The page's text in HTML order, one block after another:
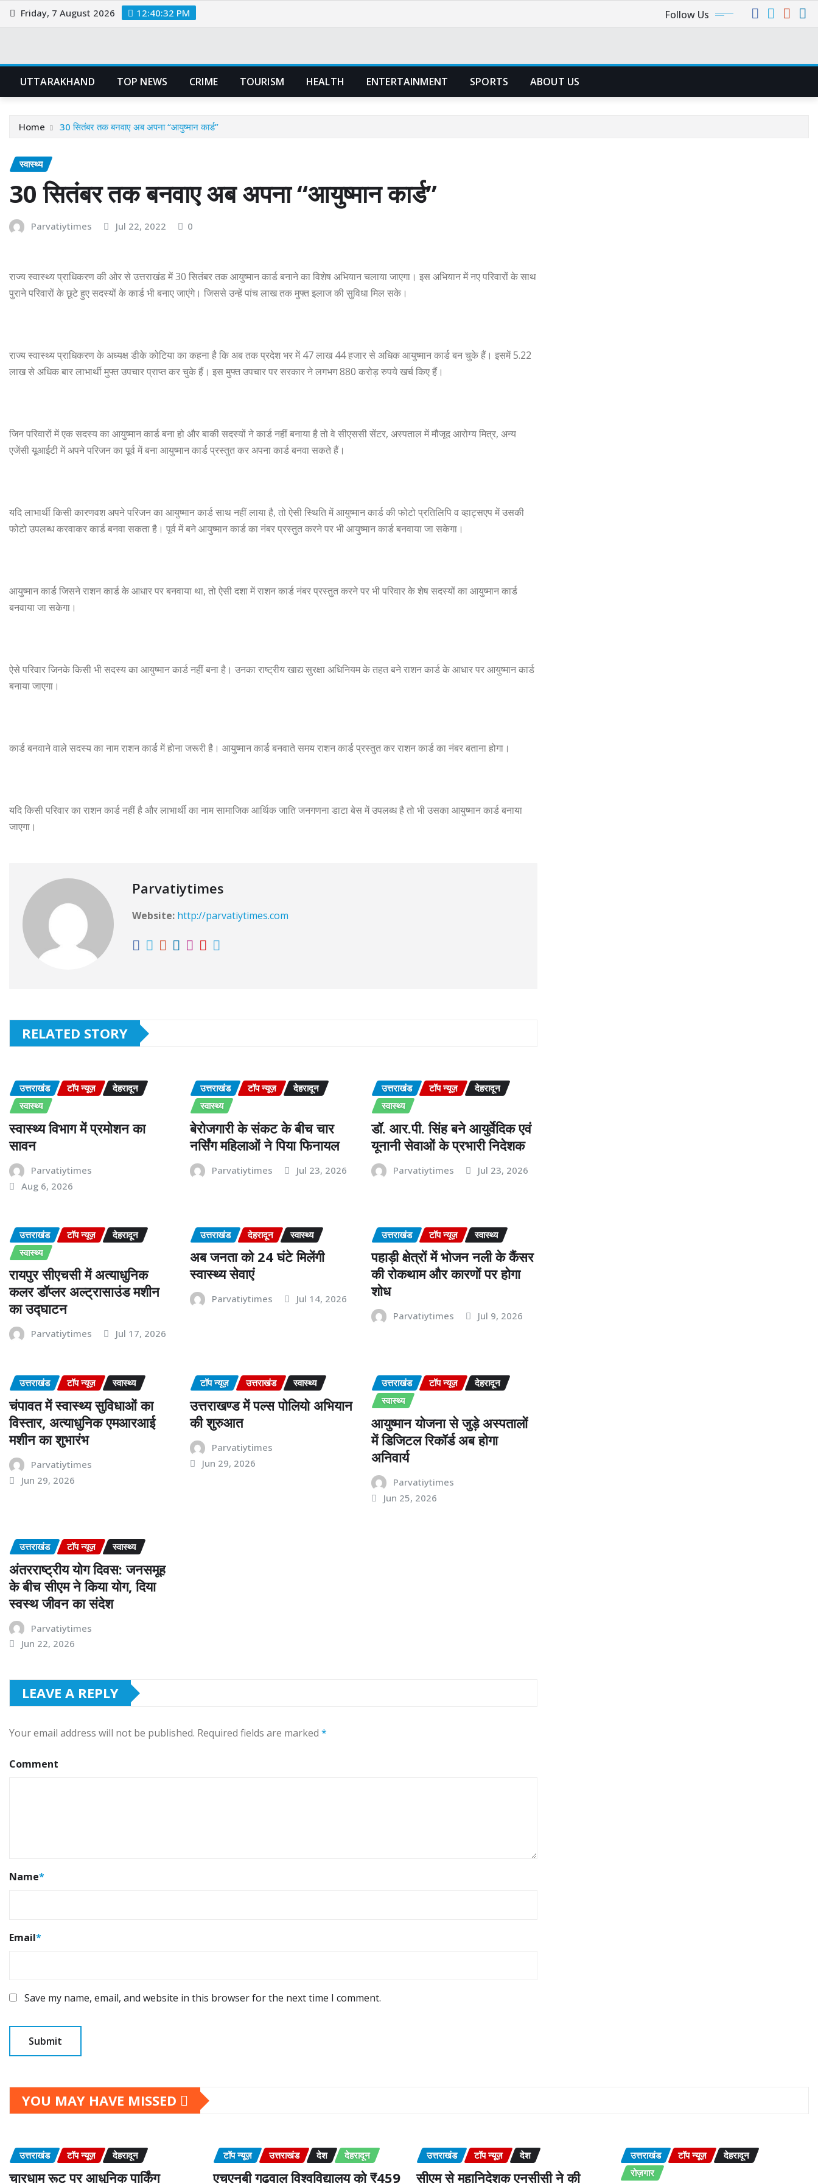
Skip
to
Friday, 7 August 2026 12:40:33 PM Follow Us
UTTARAKHAND TOP NEWS CRIME TOURISM HEALTH ENTERTAINMENT SPORTS ABOUT US
Home 30 सितंबर तक बनवाए अब अपना “आयुष्मान कार्ड”
स्वास्थ्य
30 सितंबर तक बनवाए अब अपना “आयुष्मान कार्ड”
Parvatiytimes Jul 22, 2022 0
राज्य स्वास्थ्य प्राधिकरण की ओर से उत्तराखंड में 30 सितंबर तक आयुष्मान कार्ड बनाने का विशेष अभियान चलाया जाएगा। इस अभियान में नए परिवारों के साथ
पुराने परिवारों के छूटे हुए सदस्यों के कार्ड भी बनाए जाएंगे। जिससे उन्हें पांच लाख तक मुफ्त इलाज की सुविधा मिल सके।
राज्य स्वास्थ्य प्राधिकरण के अध्यक्ष डीके कोटिया का कहना है कि अब तक प्रदेश भर में 47 लाख 44 हजार से अधिक आयुष्मान कार्ड बन चुके हैं। इसमें 5.22
लाख से अधिक बार लाभार्थी मुफ्त उपचार प्राप्त कर चुके हैं। इस मुफ्त उपचार पर सरकार ने लगभग 880 करोड़ रुपये खर्च किए हैं।
जिन परिवारों में एक सदस्य का आयुष्मान कार्ड बना हो और बाकी सदस्यों ने कार्ड नहीं बनाया है तो वे सीएससी सेंटर, अस्पताल में मौजूद आरोग्य मित्र, अन्य
एजेंसी यूआईटी में अपने परिजन का पूर्व में बना आयुष्मान कार्ड प्रस्तुत कर अपना कार्ड बनवा सकते हैं।
यदि लाभार्थी किसी कारणवश अपने परिजन का आयुष्मान कार्ड साथ नहीं लाया है, तो ऐसी स्थिति में आयुष्मान कार्ड की फोटो प्रतिलिपि व व्हाट्सएप में उसकी
फोटो उपलब्ध करवाकर कार्ड बनवा सकता है। पूर्व में बने आयुष्मान कार्ड का नंबर प्रस्तुत करने पर भी आयुष्मान कार्ड बनवाया जा सकेगा।
आयुष्मान कार्ड जिसने राशन कार्ड के आधार पर बनवाया था, तो ऐसी दशा में राशन कार्ड नंबर प्रस्तुत करने पर भी परिवार के शेष सदस्यों का आयुष्मान कार्ड
बनवाया जा सकेगा।
ऐसे परिवार जिनके किसी भी सदस्य का आयुष्मान कार्ड नहीं बना है। उनका राष्ट्रीय खाद्य सुरक्षा अधिनियम के तहत बने राशन कार्ड के आधार पर आयुष्मान कार्ड
बनाया जाएगा।
कार्ड बनवाने वाले सदस्य का नाम राशन कार्ड में होना जरूरी है। आयुष्मान कार्ड बनवाते समय राशन कार्ड प्रस्तुत कर राशन कार्ड का नंबर बताना होगा।
यदि किसी परिवार का राशन कार्ड नहीं है और लाभार्थी का नाम सामाजिक आर्थिक जाति जनगणना डाटा बेस में उपलब्ध है तो भी उसका आयुष्मान कार्ड बनाया
जाएगा।
Parvatiytimes
Website: http://parvatiytimes.com
RELATED STORY
उत्तराखंड टॉप न्यूज़
देहरादून
स्वास्थ्य
स्वास्थ्य विभाग में प्रमोशन का
सावन
Parvatiytimes
Aug 6, 2026
उत्तराखंड टॉप न्यूज़
देहरादून
स्वास्थ्य
बेरोजगारी के संकट के बीच चार
नर्सिंग महिलाओं ने पिया फिनायल
Parvatiytimes Jul 23, 2026
उत्तराखंड टॉप न्यूज़
देहरादून
स्वास्थ्य
डॉ. आर.पी. सिंह बने आयुर्वेदिक एवं
यूनानी सेवाओं के प्रभारी निदेशक
Parvatiytimes Jul 23, 2026
उत्तराखंड टॉप न्यूज़
देहरादून
स्वास्थ्य
रायपुर सीएचसी में अत्याधुनिक
कलर डॉप्लर अल्ट्रासाउंड मशीन
का उद्घाटन
Parvatiytimes Jul 17, 2026
उत्तराखंड देहरादून स्वास्थ्य
अब जनता को 24 घंटे मिलेंगी
स्वास्थ्य सेवाएं
Parvatiytimes Jul 14, 2026
उत्तराखंड टॉप न्यूज़ स्वास्थ्य
पहाड़ी क्षेत्रों में भोजन नली के कैंसर
की रोकथाम और कारणों पर होगा
शोध
Parvatiytimes Jul 9, 2026
उत्तराखंड टॉप न्यूज़ स्वास्थ्य
चंपावत में स्वास्थ्य सुविधाओं का
विस्तार, अत्याधुनिक एमआरआई
मशीन का शुभारंभ
Parvatiytimes
Jun 29, 2026
टॉप न्यूज़ उत्तराखंड स्वास्थ्य
उत्तराखण्ड में पल्स पोलियो अभियान
की शुरुआत
Parvatiytimes
Jun 29, 2026
उत्तराखंड टॉप न्यूज़
देहरादून
स्वास्थ्य
आयुष्मान योजना से जुड़े अस्पतालों
में डिजिटल रिकॉर्ड अब होगा
अनिवार्य
Parvatiytimes
Jun 25, 2026
उत्तराखंड टॉप न्यूज़ स्वास्थ्य
अंतरराष्ट्रीय योग दिवस: जनसमूह
के बीच सीएम ने किया योग, दिया
स्वस्थ जीवन का संदेश
Parvatiytimes
Jun 22, 2026
LEAVE A REPLY
Your email address will not be published. Required fields are marked *
Comment
Name*
Email*
Save my name, email, and website in this browser for the next time I comment.
YOU MAY HAVE MISSED
उत्तराखंड टॉप न्यूज़ देहरादून
चारधाम रूट पर आधुनिक पार्किंग
टॉप न्यूज़ उत्तराखंड देश देहरादून
एचएनबी गढ़वाल विश्वविद्यालय को ₹459
उत्तराखंड टॉप न्यूज़ देश
सीएम से महानिदेशक एनसीसी ने की
उत्तराखंड टॉप न्यूज़
देहरादून
रोज़गार